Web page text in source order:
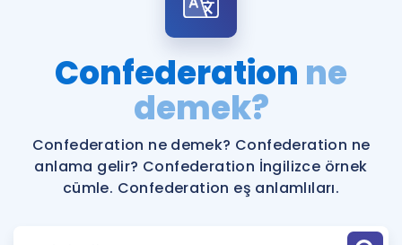
Şifremi Hatırlamıyorum
Remzi Hoca ile seni sınava hazırlayacak onlarca eğitim seni
bekliyor!
Katılımcı Görüşleri
Faydalı Araçlar
Ücretsiz Kaynaklar
İngilizce Gramer
Confederation ne
demek?
Confederation ne demek? Confederation ne
anlama gelir? Confederation İngilizce örnek
cümle. Confederation eş anlamlıları.